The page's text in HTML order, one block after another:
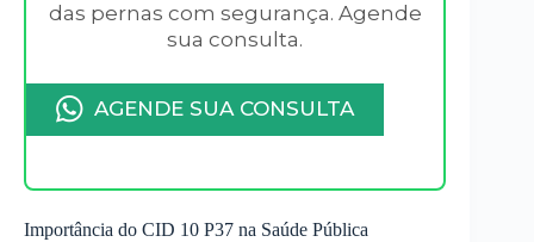
das pernas com segurança. Agende
sua consulta.
AGENDE SUA CONSULTA
Importância do CID 10 P37 na Saúde Pública